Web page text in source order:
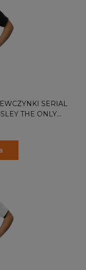
SERIAL
THE ONLY
MY BROTHER IS